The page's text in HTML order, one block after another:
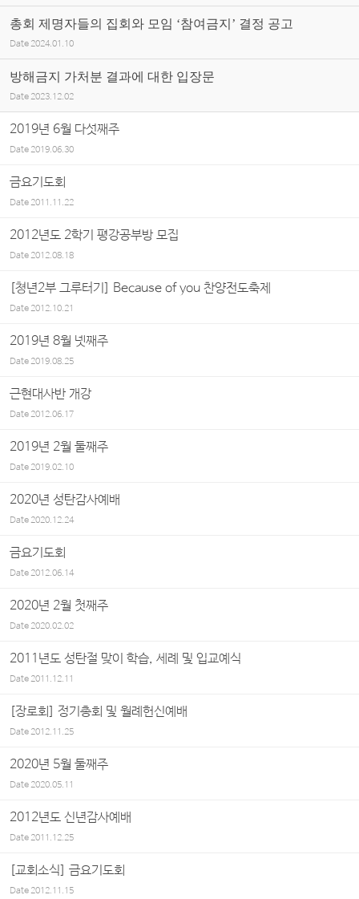
총회 제명자들의 집회와 모임 ‘참여금지’ 결정 공고
Date 2024.01.10
방해금지 가처분 결과에 대한 입장문
Date 2023.12.02
2019년 6월 다섯째주
Date2019.06.30
금요기도회
Date2011.11.22
2012년도 2학기 평강공부방 모집
Date2012.08.18
[쳥년2부 그루터기] Because of you 찬양전도축제
Date2012.10.21
2019년 8월 넷째주
Date2019.08.25
근현대사반 개강
Date2012.06.17
2019년 2월 둘째주
Date2019.02.10
2020년 성탄감사예배
Date2020.12.24
금요기도회
Date2012.06.14
2020년 2월 첫째주
Date2020.02.02
2011년도 성탄절 맞이 학습, 세례 및 입교예식
Date2011.12.11
[장로회] 정기총회 및 월례헌신예배
Date2012.11.25
2020년 5월 둘째주
Date2020.05.11
2012년도 신년감사예배
Date2011.12.25
[교회소식] 금요기도회
Date2012.11.15